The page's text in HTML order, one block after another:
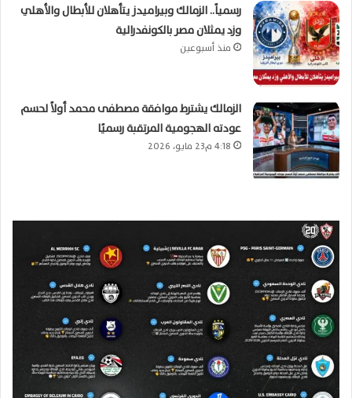
رسمياً.. الزمالك وبيراميدز يتأهلان للأبطال والأهلي
وزد يمثلان مصر بالكونفدرالية
منذ أسبوعين
الزمالك يشترط موافقة مصطفى محمد أولاً لحسم
عودته الهجومية المرتقبة رسميًا
4:18 م23 مايو، 2026